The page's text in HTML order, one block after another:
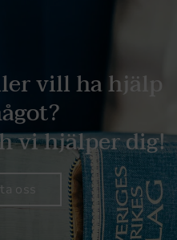
vill ha hjälp
vi hjälper dig!
oss